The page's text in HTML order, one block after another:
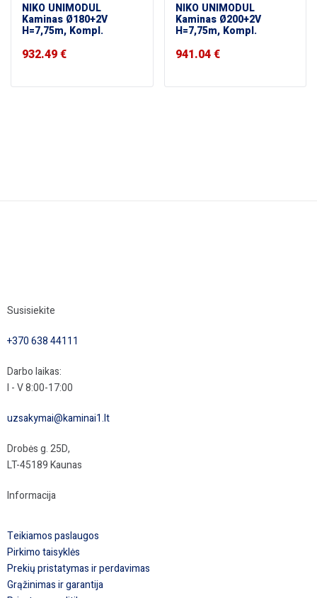
NIKO UNIMODUL
Kaminas Ø180+2V
H=7,75m, Kompl.
932.49€
NIKO UNIMODUL
Kaminas Ø200+2V
H=7,75m, Kompl.
941.04€
Susisiekite
+370 638 44111
Darbo laikas:
I - V 8:00-17:00
uzsakymai@kaminai1.lt
Drobės g. 25D,
LT-45189 Kaunas
Informacija
Teikiamos paslaugos
Pirkimo taisyklės
Prekių pristatymas ir perdavimas
Grąžinimas ir garantija